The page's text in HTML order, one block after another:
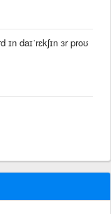
daɪˈrɛkʃɪn ɜr proʊ